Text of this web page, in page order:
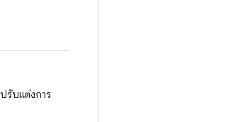
รับแต่งการ